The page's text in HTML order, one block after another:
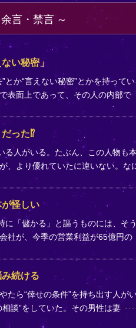
言・禁言
い秘密」
とか“言えない秘密”とかを持って
表面上であって、その人の内部で
った⁉
る人がいる。たぶん、この人物も
、より優れていたに違いない。な
怪しい
に「儲かる」と謳うものには、そ
社が、今季の営業利益が65億円の
続ける
たら“倖せの条件”を持ち出す人が
談”をしていた。その男性は妻